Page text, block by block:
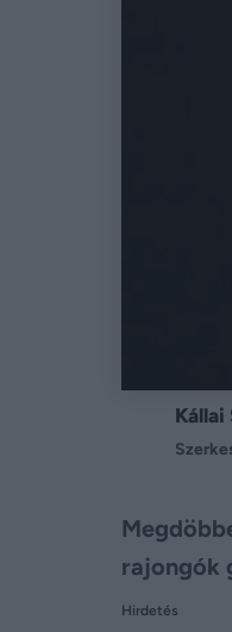
Kállai
rajongók
Hirdetés